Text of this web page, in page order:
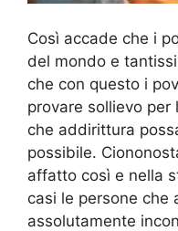
Così accade che i
del mondo e
che con questo i
provare sollievo
che addirittura
possibile.
affatto così e nella
casi le persone che
assolutamente